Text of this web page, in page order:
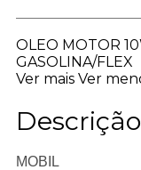
OLEO MOTOR
GASOLINA/FLEX
Ver mais Ver
MOBIL